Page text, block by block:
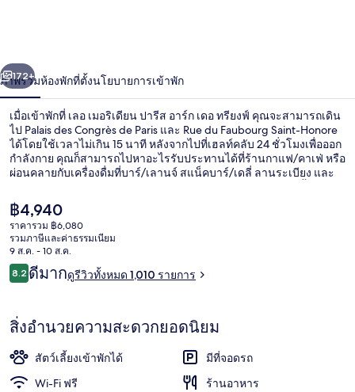
เดอ
ทรี
ยงฟ์
า
ถัดไป
172+
ภาพรวมห้องพักที่ตั้งนโยบายการเข้าพัก
เมื่อเข้าพักที่ เลอ เมอริเดียน ปารีส อาร์ก เดอ ทรียงฟ์ คุณจะสามารถเดิน
ไป Palais des Congrès de Paris และ Rue du Faubourg Saint-Honore
ได้โดยใช้เวลาไม่เกิน 15 นาที หลังจากไปที่เฮลท์คลับ 24 ชั่วโมงเพื่อออก
กำลังกาย คุณก็สามารถไปหาอะไรรับประทานได้ที่ร้านกาแฟ/คาเฟ่ หรือ
ผ่อนคลายกับเครื่องดื่มที่บาร์/เลานจ์ สแน็คบาร์/เดลี่ ลานระเบียง และ
ขนส่งสาธารณะ: เดิน 3 นาทีถึง สถานี Paris Neuilly-Porte-Maillot และ
3 นาทีถึง สถานีรถไฟฟ้า Anny Flore
ราคา
ปัจจุบัน
฿4,940
฿4,940
ราคารวม ฿6,080
รวมภาษีและค่าธรรมเนียม
9 ส.ค. - 10 ส.ค.
รีวิว
8.28.2 จาก 10
ดีมากดูรีวิวทั้งหมด 1,010 รายการ
สิ่งอำนวยความสะดวกยอดนิยม
สัตว์เลี้ยงเข้าพักได้
มีที่จอดรถ
Wi-Fi ฟรี
ร้านอาหาร